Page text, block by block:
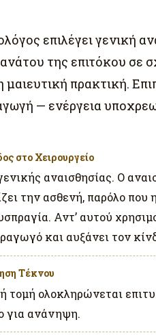
επιλέγει γενική
της επιτόκου σε
μαιευτική πρακτική.
— ενέργεια
στο Χειρουργείο
αναισθησίας. Ο
την ασθενή, παρόλο που
Αντ’ αυτού
και αυξάνει τον
Τέκνου
τομή ολοκληρώνεται
για ανάνηψη.